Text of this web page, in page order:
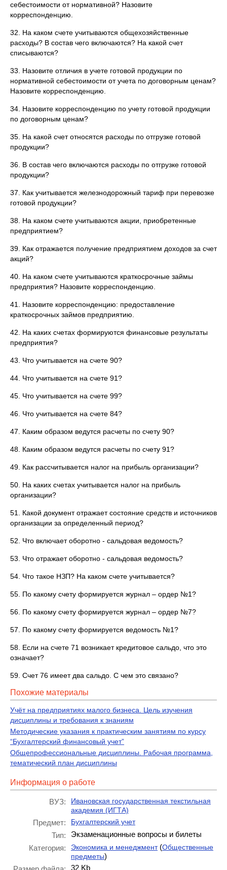
себестоимости от нормативной? Назовите
корреспонденцию.
32. На каком счете учитываются общехозяйственные
расходы? В состав чего включаются? На какой счет
списываются?
33. Назовите отличия в учете готовой продукции по
нормативной себестоимости от учета по договорным ценам?
Назовите корреспонденцию.
34. Назовите корреспонденцию по учету готовой продукции
по договорным ценам?
35. На какой счет относятся расходы по отгрузке готовой
продукции?
36. В состав чего включаются расходы по отгрузке готовой
продукции?
37. Как учитывается железнодорожный тариф при перевозке
готовой продукции?
38. На каком счете учитываются акции, приобретенные
предприятием?
39. Как отражается получение предприятием доходов за счет
акций?
40. На каком счете учитываются краткосрочные займы
предприятия? Назовите корреспонденцию.
41. Назовите корреспонденцию: предоставление
краткосрочных займов предприятию.
42. На каких счетах формируются финансовые результаты
предприятия?
43. Что учитывается на счете 90?
44. Что учитывается на счете 91?
45. Что учитывается на счете 99?
46. Что учитывается на счете 84?
47. Каким образом ведутся расчеты по счету 90?
48. Каким образом ведутся расчеты по счету 91?
49. Как рассчитывается налог на прибыль организации?
50. На каких счетах учитывается налог на прибыль
организации?
51. Какой документ отражает состояние средств и источников
организации за определенный период?
52. Что включает оборотно - сальдовая ведомость?
53. Что отражает оборотно - сальдовая ведомость?
54. Что такое НЗП? На каком счете учитывается?
55. По какому счету формируется журнал – ордер №1?
56. По какому счету формируется журнал – ордер №7?
57. По какому счету формируется ведомость №1?
58. Если на счете 71 возникает кредитовое сальдо, что это
означает?
59. Счет 76 имеет два сальдо. С чем это связано?
Похожие материалы
Учёт на предприятиях малого бизнеса. Цель изучения
дисциплины и требования к знаниям
Методические указания к практическим занятиям по курсу
“Бухгалтерский финансовый учет”
Общепрофессиональные дисциплины. Рабочая программа,
тематический план дисциплины
Информация о работе
ВУЗ:
Ивановская государственная текстильная
академия (ИГТА)
Предмет: Бухгалтерский учет
Тип:
Экзаменационные вопросы и билеты
Категория:
Экономика и менеджмент(Общественные
предметы)
32 Kb